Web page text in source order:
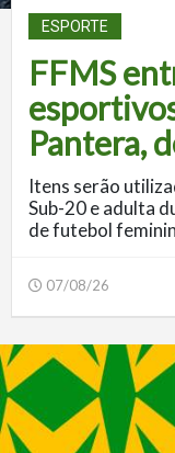
ESPORTE
FFMS
Pantera,
Itens serão
Sub-20 e adulta
de futebol
07/08/26